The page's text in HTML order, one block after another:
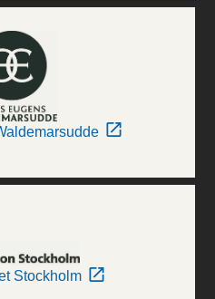
Stockholm